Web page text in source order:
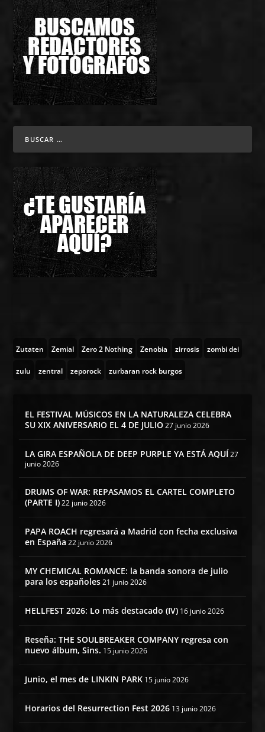
Zutaten Zemial Zero 2 Nothing Zenobia zirrosis zombi dei
zulu zentral zeporock zurbaran rock burgos
EL FESTIVAL MÚSICOS EN LA NATURALEZA CELEBRA
SU XIX ANIVERSARIO EL 4 DE JULIO 27 junio 2026
LA GIRA ESPAÑOLA DE DEEP PURPLE YA ESTÁ AQUÍ 27
junio 2026
DRUMS OF WAR: REPASAMOS EL CARTEL COMPLETO
(PARTE I) 22 junio 2026
PAPA ROACH regresará a Madrid con fecha exclusiva
en España 22 junio 2026
MY CHEMICAL ROMANCE: la banda sonora de julio
para los españoles 21 junio 2026
HELLFEST 2026: Lo más destacado (IV) 16 junio 2026
Reseña: THE SOULBREAKER COMPANY regresa con
nuevo álbum, Sins. 15 junio 2026
Junio, el mes de LINKIN PARK 15 junio 2026
Horarios del Resurrection Fest 2026 13 junio 2026